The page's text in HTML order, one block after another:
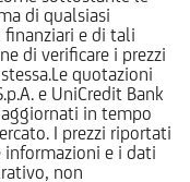
di qualsiasi
e di tali
di verificare i prezzi
quotazioni
e UniCredit Bank
in tempo
I prezzi riportati
e i dati
non